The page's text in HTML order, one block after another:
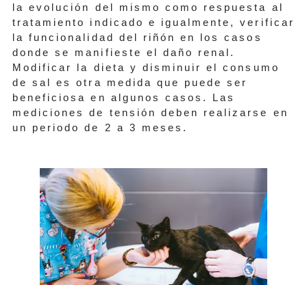
la evolución del mismo como respuesta al
tratamiento indicado e igualmente, verificar
la funcionalidad del riñón en los casos
donde se manifieste el daño renal.
Modificar la dieta y disminuir el consumo
de sal es otra medida que puede ser
beneficiosa en algunos casos. Las
mediciones de tensión deben realizarse en
un periodo de 2 a 3 meses.